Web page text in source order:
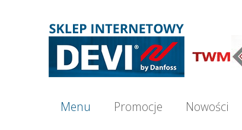
Menu Promocje Nowości